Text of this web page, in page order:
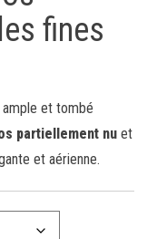
fines
et tombé
partiellement nu et
et aérienne.